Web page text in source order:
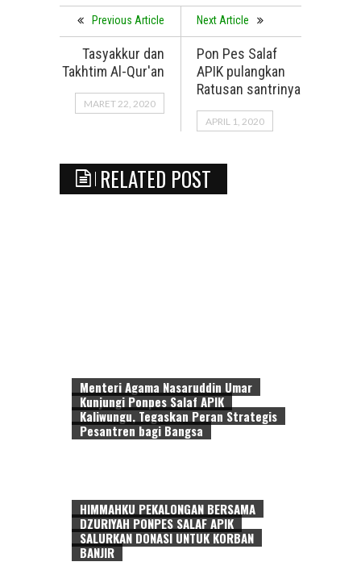
Previous Article
Tasyakkur dan
Takhtim Al-Qur'an
MARET 22, 2020
Next Article
Pon Pes Salaf
APIK pulangkan
Ratusan santrinya
APRIL 1, 2020
RELATED POST
Menteri Agama Nasaruddin Umar
Kunjungi Ponpes Salaf APIK
Kaliwungu, Tegaskan Peran Strategis
Pesantren bagi Bangsa
HIMMAHKU PEKALONGAN BERSAMA
DZURIYAH PONPES SALAF APIK
SALURKAN DONASI UNTUK KORBAN
BANJIR